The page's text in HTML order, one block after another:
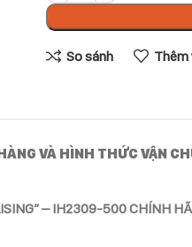
So sánh Thêm
VÀ HÌNH THỨC VẬN
– IH2309-500 CHÍNH